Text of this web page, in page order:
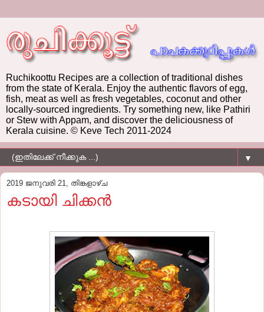
Ruchikoottu Recipes are a collection of traditional dishes
from the state of Kerala. Enjoy the authentic flavors of egg,
fish, meat as well as fresh vegetables, coconut and other
locally-sourced ingredients. Try something new, like Pathiri
or Stew with Appam, and discover the deliciousness of
Kerala cuisine. © Keve Tech 2011-2024
▼
2019 ജനുവരി 21, തിങ്കളാഴ്‌ച
കടായി ചിക്കൻ